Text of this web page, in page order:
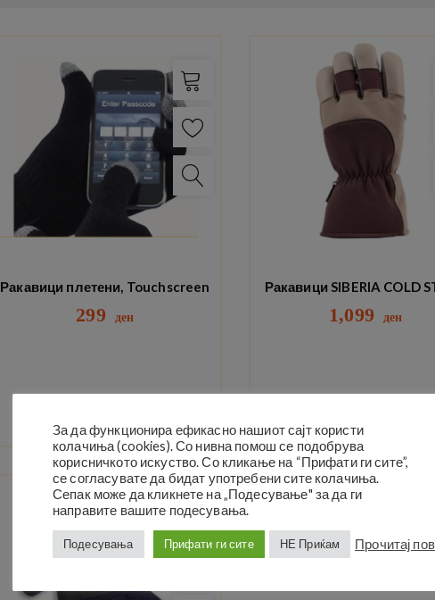
Ракавици плетени, Touchscreen
299 ден
Ракавици SIBERIA COLD
1,099 ден
За да функционира ефикасно нашиот сајт користи
колачиња (cookies). Со нивна помош се подобрува
корисничкото искуство. Со кликање на “Прифати ги сите”,
се согласувате да бидат употребени сите колачиња.
Сепак може да кликнете на „Подесување" за да ги
направите вашите подесувања.
Подесувања Прифати ги сите НЕ Приќам Прочитај